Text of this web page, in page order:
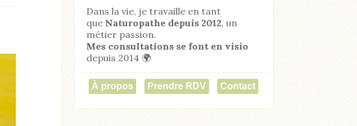
Dans la vie, je travaille en tant
que Naturopathe depuis 2012, un
métier passion.
Mes consultations se font en visio
depuis 2014 🌍
À propos Prendre RDV Contact